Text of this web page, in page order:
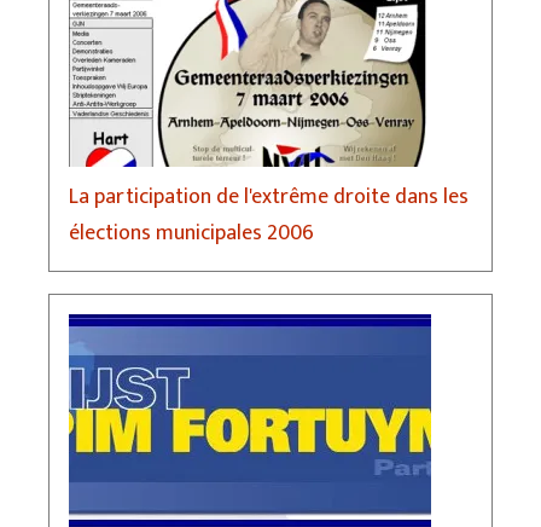
La participation de l'extrême droite dans les
élections municipales 2006